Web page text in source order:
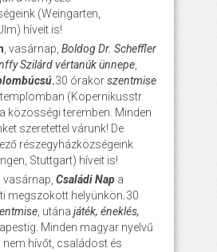
(Weingarten,
híveit is!
, vasárnap, Boldog Dr. Scheffler
Szilárd vértanúk ünnepe
.30 órakorszentmise
(Kopernikusstr.
a közösségi teremben. Minden
szeretettel várunk! De
részegyházközségeink
Stuttgart) híveit is!
vasárnap, Családi Nap a
megszokott helyünkön 30
, utána játék, éneklés,
Minden magyar nyelvű
nem hívőt, családost és